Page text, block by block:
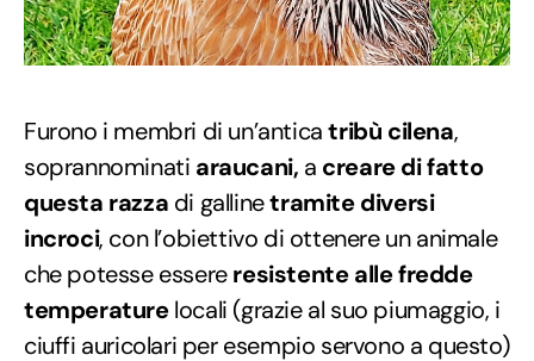
Furono i membri di un’anticatribù cilena,
soprannominati araucani, a creare di fatto
questa razza di gallinetramite diversi
incroci, con l’obiettivo di ottenere un animale
che potesse essereresistente alle fredde
temperaturelocali (grazie al suo piumaggio, i
ciuffi auricolari per esempio servono a questo)